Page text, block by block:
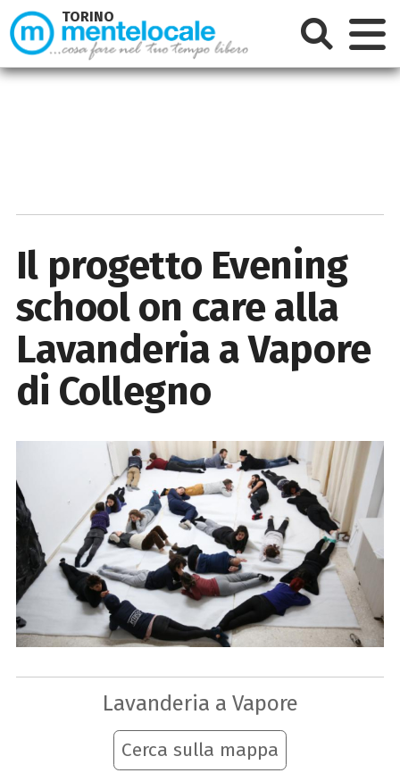
Il progetto Evening
school on care alla
Lavanderia a Vapore
di Collegno
Lavanderia a Vapore
Cerca sulla mappa
TORINO